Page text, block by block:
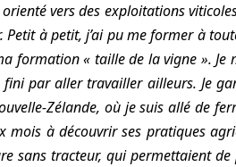
vers des exploitations
à petit, j’ai pu me former à
formation « taille de la vigne ».
fini par aller travailler ailleurs. Je
Zélande, où je suis allé de
mois à découvrir ses pratiques
sans tracteur, qui permettaient